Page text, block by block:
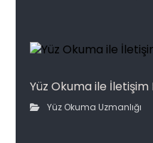
Yüz Okuma ile
Yüz Okuma Uzmanlığı